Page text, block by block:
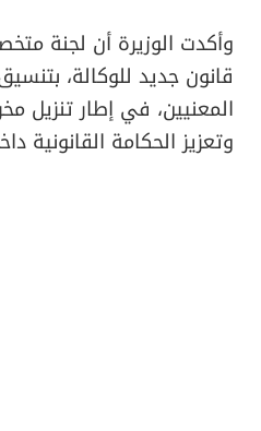
وأكدت الوزيرة أن لجنة
قانون جديد للوكالة،
المعنيين، في إطار تنزيل
وتعزيز الحكامة القانونية